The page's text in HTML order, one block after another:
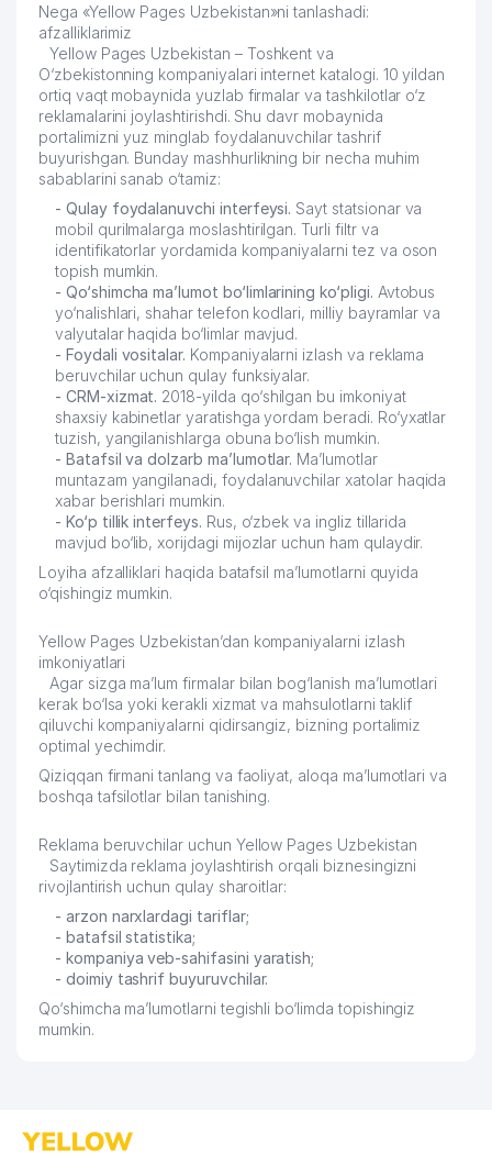
Nega «Yellow Pages Uzbekistan»ni tanlashadi:
afzalliklarimiz
Yellow Pages Uzbekistan – Toshkent va
O‘zbekistonning kompaniyalari internet katalogi. 10 yildan
ortiq vaqt mobaynida yuzlab firmalar va tashkilotlar o‘z
reklamalarini joylashtirishdi. Shu davr mobaynida
portalimizni yuz minglab foydalanuvchilar tashrif
buyurishgan. Bunday mashhurlikning bir necha muhim
sabablarini sanab o‘tamiz:
- Qulay foydalanuvchi interfeysi. Sayt statsionar va
mobil qurilmalarga moslashtirilgan. Turli filtr va
identifikatorlar yordamida kompaniyalarni tez va oson
topish mumkin.
- Qo‘shimcha ma’lumot bo‘limlarining ko‘pligi. Avtobus
yo‘nalishlari, shahar telefon kodlari, milliy bayramlar va
valyutalar haqida bo‘limlar mavjud.
- Foydali vositalar. Kompaniyalarni izlash va reklama
beruvchilar uchun qulay funksiyalar.
- CRM-xizmat. 2018-yilda qo‘shilgan bu imkoniyat
shaxsiy kabinetlar yaratishga yordam beradi. Ro‘yxatlar
tuzish, yangilanishlarga obuna bo‘lish mumkin.
- Batafsil va dolzarb ma’lumotlar. Ma’lumotlar
muntazam yangilanadi, foydalanuvchilar xatolar haqida
xabar berishlari mumkin.
- Ko‘p tillik interfeys. Rus, o‘zbek va ingliz tillarida
mavjud bo‘lib, xorijdagi mijozlar uchun ham qulaydir.
Loyiha afzalliklari haqida batafsil ma’lumotlarni quyida
o‘qishingiz mumkin.
Yellow Pages Uzbekistan’dan kompaniyalarni izlash
imkoniyatlari
Agar sizga ma’lum firmalar bilan bog‘lanish ma’lumotlari
kerak bo‘lsa yoki kerakli xizmat va mahsulotlarni taklif
qiluvchi kompaniyalarni qidirsangiz, bizning portalimiz
optimal yechimdir.
Qiziqqan firmani tanlang va faoliyat, aloqa ma’lumotlari va
boshqa tafsilotlar bilan tanishing.
Reklama beruvchilar uchun Yellow Pages Uzbekistan
Saytimizda reklama joylashtirish orqali biznesingizni
rivojlantirish uchun qulay sharoitlar:
- arzon narxlardagi tariflar;
- batafsil statistika;
- kompaniya veb-sahifasini yaratish;
- doimiy tashrif buyuruvchilar.
Qo‘shimcha ma’lumotlarni tegishli bo‘limda topishingiz
mumkin.